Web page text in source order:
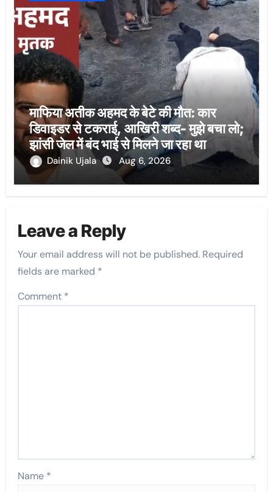
माफिया अतीक अहमद के बेटे की मौत: कार
डिवाइडर से टकराई, आखिरी शब्द- मुझे बचा लो;
झांसी जेल में बंद भाई से मिलने जा रहा था
Dainik Ujala Aug 6, 2026
Leave a Reply
Your email address will not be published. Required
fields are marked *
Comment *
Name *